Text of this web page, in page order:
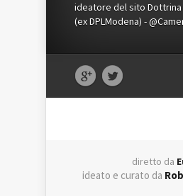
ideatore del sito Dottrina
(ex DPLModena) -
diretto da
ideato e curato da